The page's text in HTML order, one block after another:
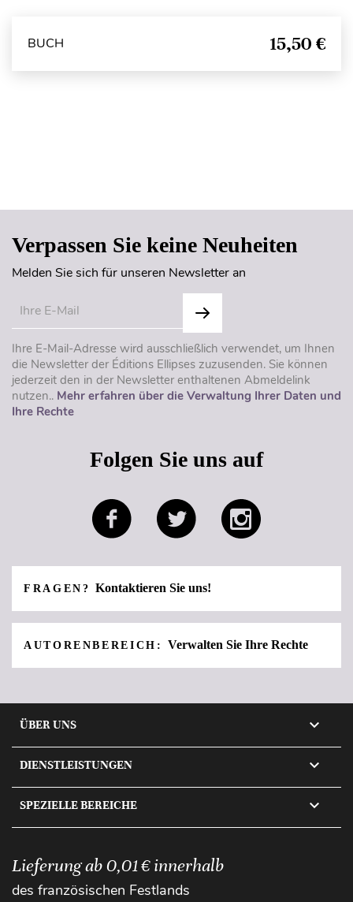
BUCH 15,50 €
Verpassen Sie keine Neuheiten
Melden Sie sich für unseren Newsletter an
Ihre E-Mail-Adresse wird ausschließlich verwendet, um Ihnen
die Newsletter der Éditions Ellipses zuzusenden. Sie können
jederzeit den in der Newsletter enthaltenen Abmeldelink
nutzen.. Mehr erfahren über die Verwaltung Ihrer Daten und
Ihre Rechte
Folgen Sie uns auf
FRAGEN?Kontaktieren Sie uns!
AUTORENBEREICH:Verwalten Sie Ihre Rechte
ÜBER UNS 
DIENSTLEISTUNGEN 
SPEZIELLE BEREICHE 
Lieferung ab 0,01 € innerhalb
des französischen Festlands